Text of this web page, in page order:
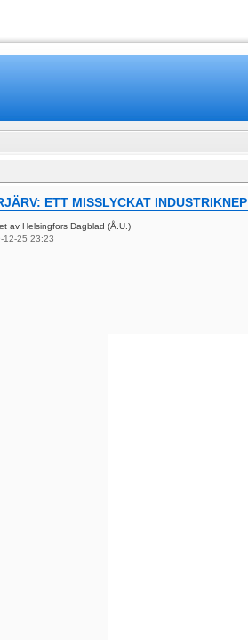
ETT MISSLYCKAT INDUSTRIKNEP
av Helsingfors Dagblad (Å.U.)
12-25 23:23